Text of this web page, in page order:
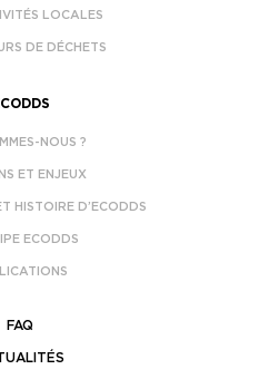
LOCALES
DE DÉCHETS
NOUS ?
ET ENJEUX
HISTOIRE D’ECODDS
ECODDS
FAQ